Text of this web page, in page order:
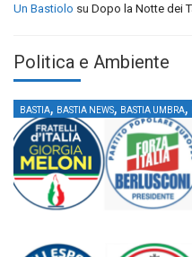
Un Bastiolo su Dopo la Notte dei
Politica e Ambiente
BASTIA, BASTIA NEWS, BASTIA UMBRA,